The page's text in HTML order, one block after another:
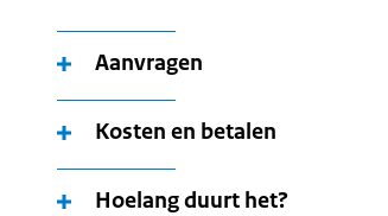
Aanvragen
Kosten en betalen
Hoelang duurt het?